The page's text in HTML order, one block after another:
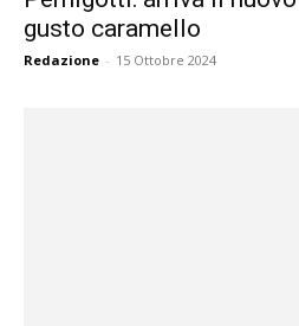
gusto caramello
Redazione - 15 Ottobre 2024